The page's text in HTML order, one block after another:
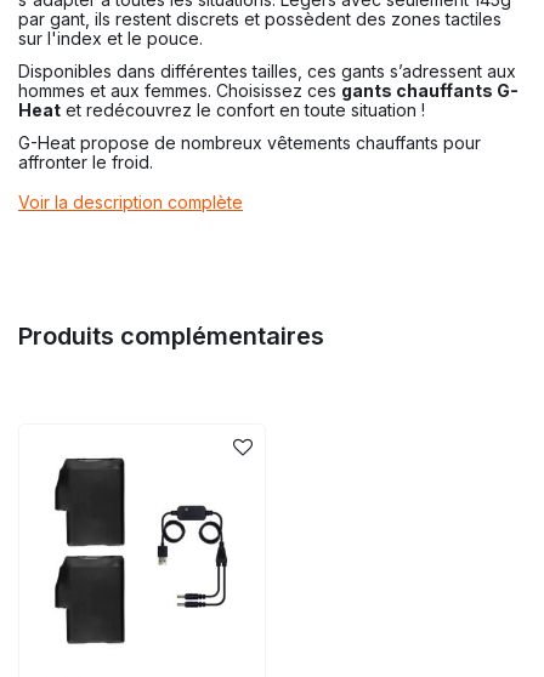
par gant, ils restent discrets et possèdent des zones tactiles
sur l'index et le pouce.
Disponibles dans différentes tailles, ces gants s’adressent aux
hommes et aux femmes. Choisissez ces gants chauffants G-
Heat et redécouvrez le confort en toute situation !
G-Heat propose de nombreux vêtements chauffants pour
affronter le froid.
Voir la description complète
Produits complémentaires